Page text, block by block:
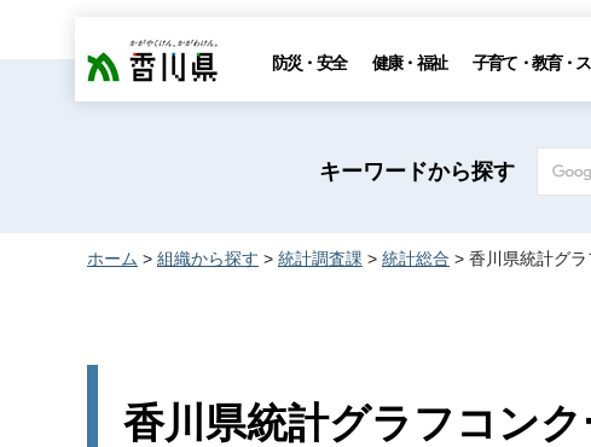
香川県 防災・安全 健康・福祉 子育て・教育・
キーワードから探す
ホーム > 組織から探す > 統計調査課 > 統計総合 > 香川県統計グ
香川県統計グラフコン